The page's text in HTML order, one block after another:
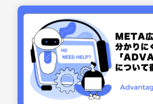
ーザーの詳細な属性に始まり、興味関心、行